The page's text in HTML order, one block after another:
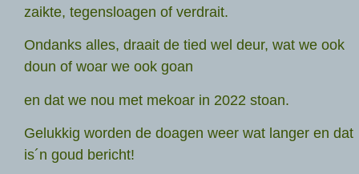
zaikte, tegensloagen of verdrait.
Ondanks alles, draait de tied wel deur, wat we ook
doun of woar we ook goan
en dat we nou met mekoar in 2022 stoan.
Gelukkig worden de doagen weer wat langer en dat
is´n goud bericht!